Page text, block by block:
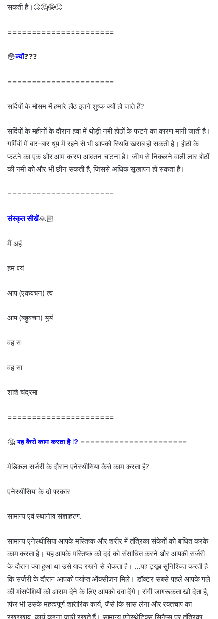
सकती हैं।🙄🤔🤪😜
======================
😳क्यों❓❓❓
======================
सर्दियों के मौसम में हमारे होंठ इतने शुष्क क्यों हो जाते हैं?
सर्दियों के महीनों के दौरान हवा में थोड़ी नमी होठों के फटने का कारण मानी जाती है।
गर्मियों में बार-बार धूप में रहने से भी आपकी स्थिति खराब हो सकती है। होठों के
फटने का एक और आम कारण आदतन चाटना है। जीभ से निकलने वाली लार होठों
की नमी को और भी छीन सकती है, जिससे अधिक सूखापन हो सकता है।
======================
संस्कृत सीखें🙏🏻
मैं अहं
हम वयं
आप (एकवचन) त्वं
आप (बहुवचन) युयं
वह सः
वह सा
शशि चंद्रमा
======================
🤔यह कैसे काम करता है ⁉ ======================
मेडिकल सर्जरी के दौरान एनेस्थीसिया कैसे काम करता है?
एनेस्थीसिया के दो प्रकार
सामान्य एवं स्थानीय संज्ञाहरण.
सामान्य एनेस्थीसिया आपके मस्तिष्क और शरीर में तंत्रिका संकेतों को बाधित करके
काम करता है। यह आपके मस्तिष्क को दर्द को संसाधित करने और आपकी सर्जरी
के दौरान क्या हुआ था उसे याद रखने से रोकता है। …यह ट्यूब सुनिश्चित करती है
कि सर्जरी के दौरान आपको पर्याप्त ऑक्सीजन मिले। डॉक्टर सबसे पहले आपके गले
की मांसपेशियों को आराम देने के लिए आपको दवा देंगे। रोगी जागरूकता खो देता है,
फिर भी उसके महत्वपूर्ण शारीरिक कार्य, जैसे कि सांस लेना और रक्तचाप का
रखरखाव, कार्य करना जारी रखते हैं। सामान्य एनेस्थेटिक्स सिनैप्स पर तंत्रिका